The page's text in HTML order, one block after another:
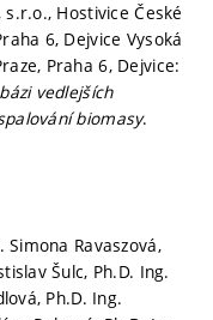
Hostivice České
6, Dejvice Vysoká
Praha 6, Dejvice:
vedlejších
biomasy.
Ravaszová,
Šulc, Ph.D. Ing.
Ph.D. Ing.